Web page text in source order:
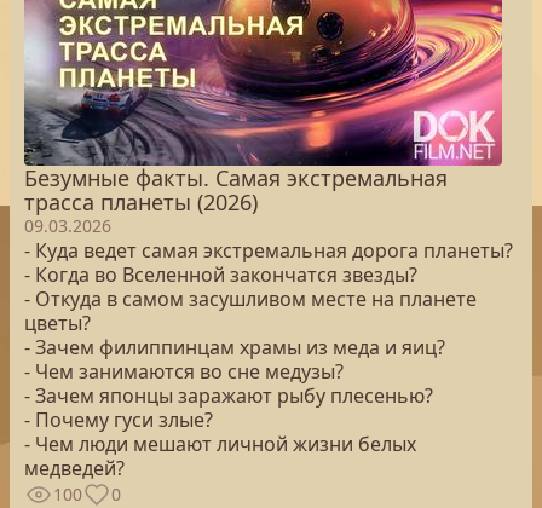
Безумные факты. Самая экстремальная
трасса планеты (2026)
09.03.2026
- Куда ведет самая экстремальная дорога планеты?
- Когда во Вселенной закончатся звезды?
- Откуда в самом засушливом месте на планете
цветы?
- Зачем филиппинцам храмы из меда и яиц?
- Чем занимаются во сне медузы?
- Зачем японцы заражают рыбу плесенью?
- Почему гуси злые?
- Чем люди мешают личной жизни белых
медведей?
100 0